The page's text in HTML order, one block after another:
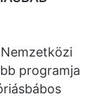
programja